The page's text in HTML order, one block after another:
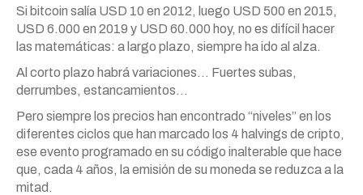
Si bitcoin salía USD 10 en 2012, luego USD 500 en 2015,
USD 6.000 en 2019 y USD 60.000 hoy, no es difícil hacer
las matemáticas: a largo plazo, siempre ha ido al alza.
Al corto plazo habrá variaciones… Fuertes subas,
derrumbes, estancamientos…
Pero siempre los precios han encontrado “niveles” en los
diferentes ciclos que han marcado los 4 halvings de cripto,
ese evento programado en su código inalterable que hace
que, cada 4 años, la emisión de su moneda se reduzca a la
mitad.